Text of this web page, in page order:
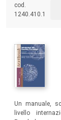
forza del
opere dello
manuali di
cod.
1240.410.1
Un manuale,
livello